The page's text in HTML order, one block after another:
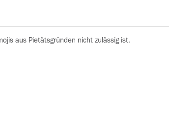
aus Pietätsgründen nicht zulässig ist.